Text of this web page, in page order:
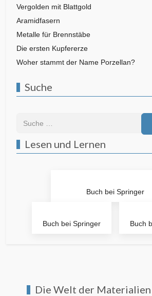
Vergolden mit Blattgold
Aramidfasern
Metalle für Brennstäbe
Die ersten Kupfererze
Woher stammt der Name Porzellan?
Suche
Lesen und Lernen
Buch bei Springer
Buch bei Springer Buch
Die Welt der Materialien